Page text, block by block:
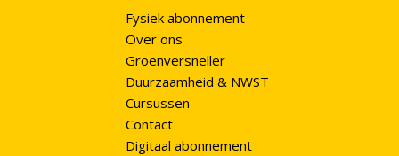
Fysiek abonnement
Over ons
Groenversneller
Duurzaamheid & NWST
Cursussen
Contact
Digitaal abonnement